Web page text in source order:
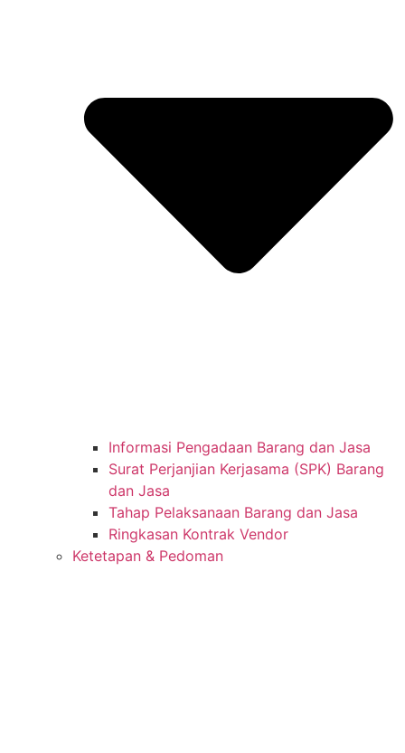
Informasi Pengadaan Barang dan Jasa
Surat Perjanjian Kerjasama (SPK) Barang
dan Jasa
Tahap Pelaksanaan Barang dan Jasa
Ringkasan Kontrak Vendor
Ketetapan & Pedoman